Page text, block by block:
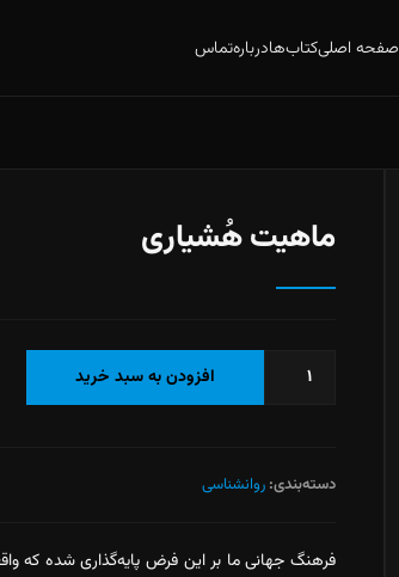
صفحه اصلیکتاب‌هادربارهتماس
ماهیت هُشیاری
ماهیت
افزودن به سبد خرید
دسته‌بندی: روانشناسی
فرهنگ جهانی ما بر این فرض پایه‌گذاری شده که